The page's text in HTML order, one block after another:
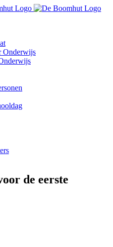
Onderwijs
de eerste